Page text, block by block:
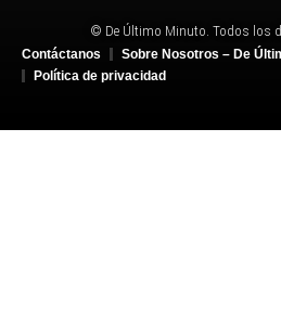
© De Último Minuto. Todos los
Contáctanos
Sobre Nosotros – De
Política de privacidad